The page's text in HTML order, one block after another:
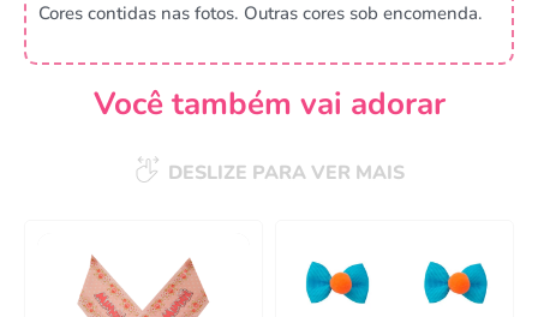
Cores contidas nas fotos. Outras cores sob encomenda.
Você também vai adorar
DESLIZE PARA VER MAIS
Campanha lançada com